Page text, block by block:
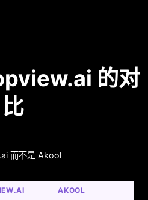
的对
比
而不是 Akool
AKOOL